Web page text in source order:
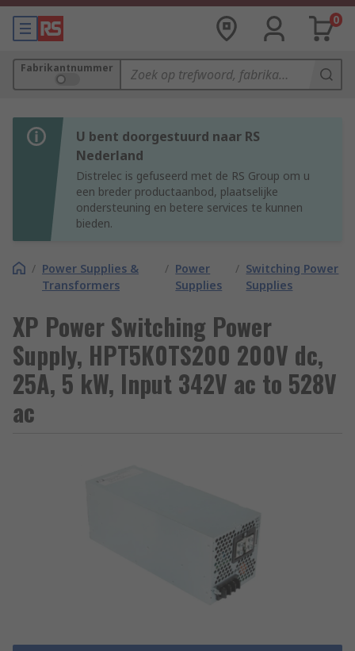
0
Fabrikantnummer
U bent doorgestuurd naar RS
Nederland
Distrelec is gefuseerd met de RS Group om u
een breder productaanbod, plaatselijke
ondersteuning en betere services te kunnen
bieden.
/ Power Supplies &
Transformers
/ Power
Supplies
/ Switching Power
Supplies
XP Power Switching Power
Supply, HPT5K0TS200 200V dc,
25A, 5 kW, Input 342V ac to 528V
ac